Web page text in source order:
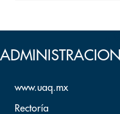
ADMINISTRACION
www.uaq.mx
Rectoría